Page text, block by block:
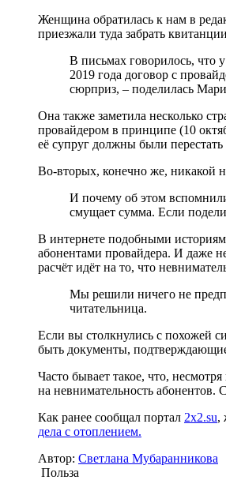
Женщина обратилась к нам в
приезжали туда забрать
В письмах говорилось, что
2019 года договор с
сюрприз, – поделилась
Она также заметила несколько
провайдером в принципе (10
её супруг должны были перестать
Во-вторых, конечно же, никакой
И почему об этом
смущает сумма. Если
В интернете подобными
абонентами провайдера. И даже
расчёт идёт на то, что
Мы решили ничего не
читательница.
Если вы столкнулись с похожей
быть документы, подтверждающие
Часто бывает такое, что,
на невнимательность абонентов.
Как ранее сообщал портал 2x2.su,
дела с отоплением.
Автор: Светлана Мубаранникова
Польза